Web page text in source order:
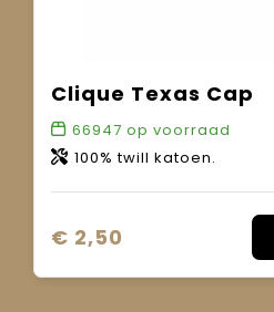
Clique Texas Cap
66947 op voorraad
100% twill katoen.
€ 2,50